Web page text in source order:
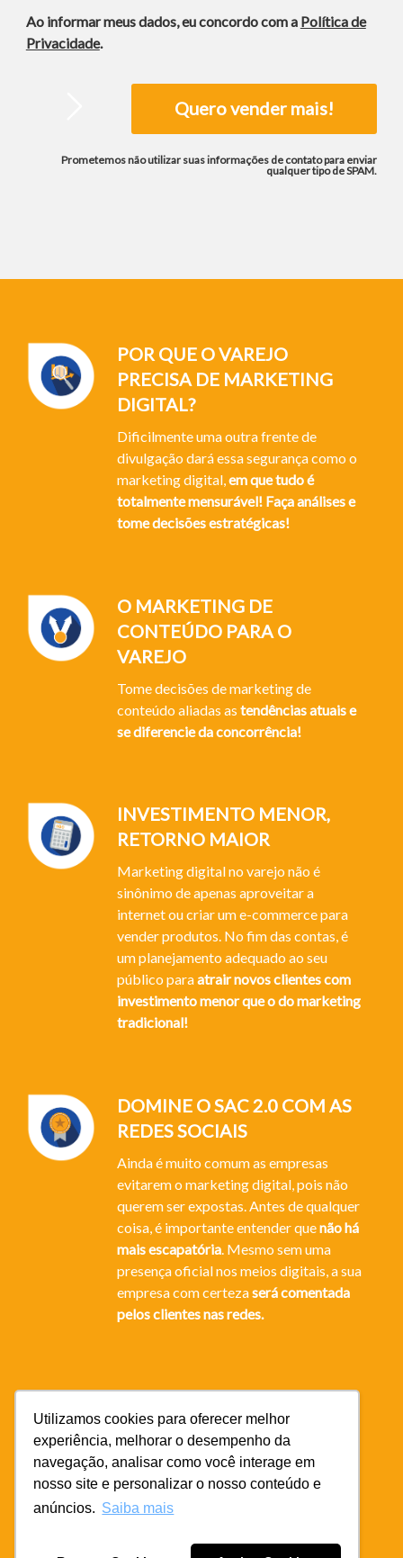
Utilizamos cookies para oferecer melhor
experiência, melhorar o desempenho da
navegação, analisar como você interage em
nosso site e personalizar o nosso conteúdo e
anúncios. Saiba mais
Ao informar meus dados, eu concordo com a Política de
Privacidade.
Prometemos não utilizar suas informações de contato para enviar
qualquer tipo de SPAM.
POR QUE O VAREJO
PRECISA DE MARKETING
DIGITAL?
Dificilmente uma outra frente de
divulgação dará essa segurança como o
marketing digital,em que tudo é
totalmente mensurável! Faça análises e
tome decisões estratégicas!
O MARKETING DE
CONTEÚDO PARA O
VAREJO
Tome decisões de marketing de
conteúdo aliadas as tendências atuais e
se diferencie da concorrência!
INVESTIMENTO MENOR,
RETORNO MAIOR
Marketing digital no varejo não é
sinônimo de apenas aproveitar a
internet ou criar um e-commerce para
vender produtos. No fim das contas, é
um planejamento adequado ao seu
público paraatrair novos clientes com
investimento menor que o do marketing
tradicional!
DOMINE O SAC 2.0 COM AS
REDES SOCIAIS
Ainda é muito comum as empresas
evitarem o marketing digital, pois não
querem ser expostas. Antes de qualquer
coisa, é importante entender quenão há
mais escapatória. Mesmo sem uma
presença oficial nos meios digitais, a sua
empresa com certezaserá comentada
pelos clientes nas redes.